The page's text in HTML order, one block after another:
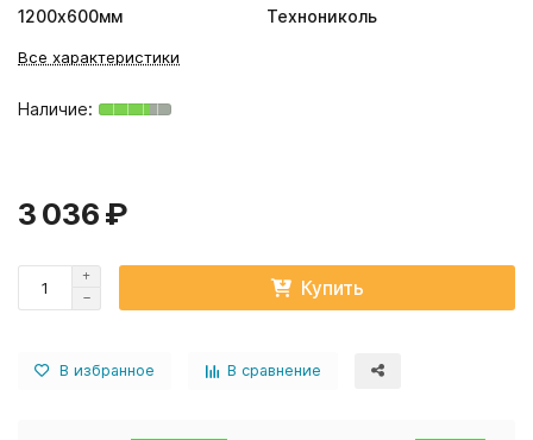
1200х600мм Технониколь
Все характеристики
3 036 ₽
Купить
В избранное В сравнение